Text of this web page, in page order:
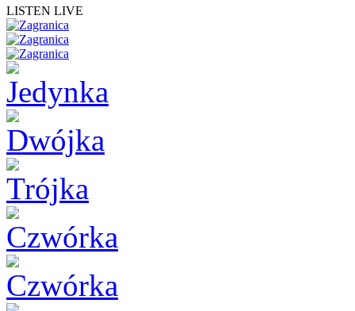
LISTEN LIVE